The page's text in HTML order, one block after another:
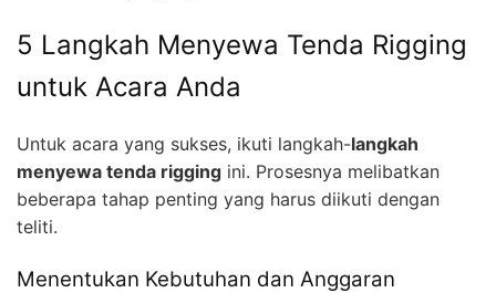
5 Langkah Menyewa Tenda Rigging
untuk Acara Anda
Untuk acara yang sukses, ikuti langkah-langkah
menyewa tenda rigging ini. Prosesnya melibatkan
beberapa tahap penting yang harus diikuti dengan
teliti.
Menentukan Kebutuhan dan Anggaran